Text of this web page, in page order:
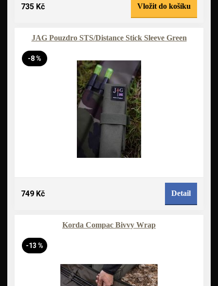
735 Kč Vložit do košíku
JAG Pouzdro STS/Distance Stick Sleeve Green
-8 %
749 Kč Detail
Korda Compac Bivvy Wrap
-13 %